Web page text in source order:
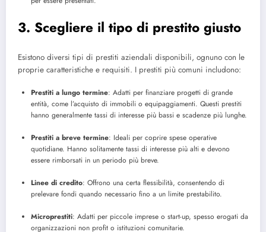
3. Scegliere il tipo di prestito giusto
Esistono diversi tipi di prestiti aziendali disponibili, ognuno con le
proprie caratteristiche e requisiti. I prestiti più comuni includono:
Prestiti a lungo termine: Adatti per finanziare progetti di grande
entità, come l’acquisto di immobili o equipaggiamenti. Questi prestiti
hanno generalmente tassi di interesse più bassi e scadenze più lunghe.
Prestiti a breve termine: Ideali per coprire spese operative
quotidiane. Hanno solitamente tassi di interesse più alti e devono
essere rimborsati in un periodo più breve.
Linee di credito: Offrono una certa flessibilità, consentendo di
prelevare fondi quando necessario fino a un limite prestabilito.
Microprestiti: Adatti per piccole imprese o start-up, spesso erogati da
organizzazioni non profit o istituzioni comunitarie.